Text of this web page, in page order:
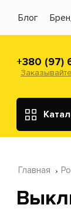
Блог
+380 (97)
Главная